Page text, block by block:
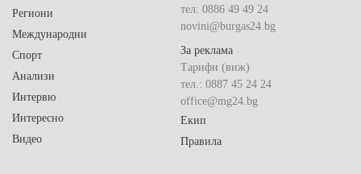
Региони
Международни
Спорт
Анализи
Интервю
Интересно
Видео
тел: 0886 49 49 24
novini@burgas24.bg
За реклама
Тарифи (виж)
тел.: 0887 45 24 24
office@mg24.bg
Екип
Правила